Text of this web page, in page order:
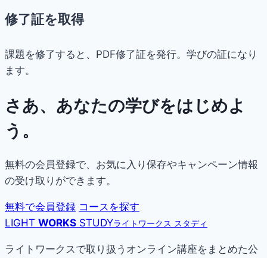
修了証を取得
課題を修了すると、PDF修了証を発行。学びの証になり
ます。
さあ、あなたの学びをはじめよ
う。
無料の会員登録で、お気に入り保存やキャンペーン情報
の受け取りができます。
無料で会員登録 コースを探す
LIGHT WORKS STUDYライトワークス スタディ
ライトワークスで取り扱うオンライン講座をまとめた公